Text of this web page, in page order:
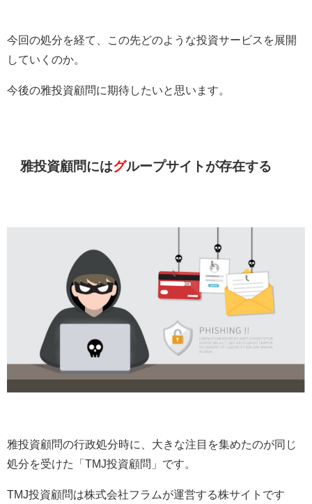
今回の処分を経て、この先どのような投資サービスを展開
していくのか。
今後の雅投資顧問に期待したいと思います。
雅投資顧問にはグループサイトが存在する
雅投資顧問の行政処分時に、大きな注目を集めたのが同じ
処分を受けた「TMJ投資顧問」です。
TMJ投資顧問は株式会社フラムが運営する株サイトです